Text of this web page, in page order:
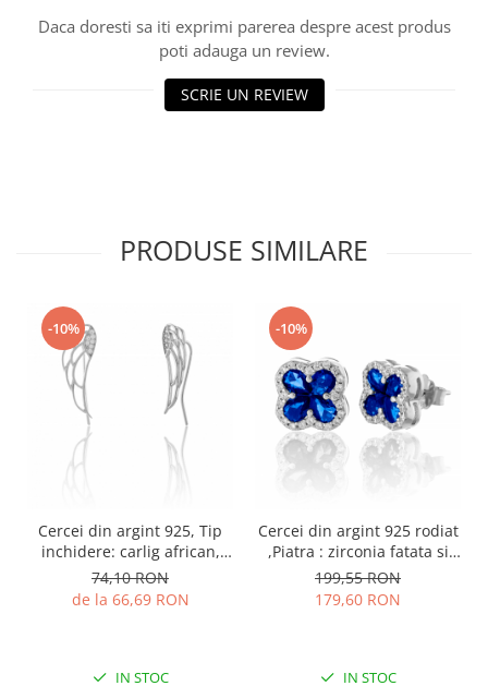
Daca doresti sa iti exprimi parerea despre acest produs
poti adauga un review.
SCRIE UN REVIEW
PRODUSE SIMILARE
-10%
Cercei din argint 925, Tip
inchidere: carlig african,
Piatra: cubic zirconia,
Culoare: transparenta,
Sonis Silver
74,10 RON
de la 66,69 RON
IN STOC
-10%
Cercei din argint 925 rodiat
,Piatra : zirconia fatata si
cubic zirconia, Culoare :
albastru trasparenta ,Sonis
Silver
199,55 RON
179,60 RON
IN STOC